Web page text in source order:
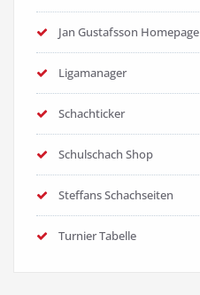
Jan Gustafsson Homepage
Ligamanager
Schachticker
Schulschach Shop
Steffans Schachseiten
Turnier Tabelle